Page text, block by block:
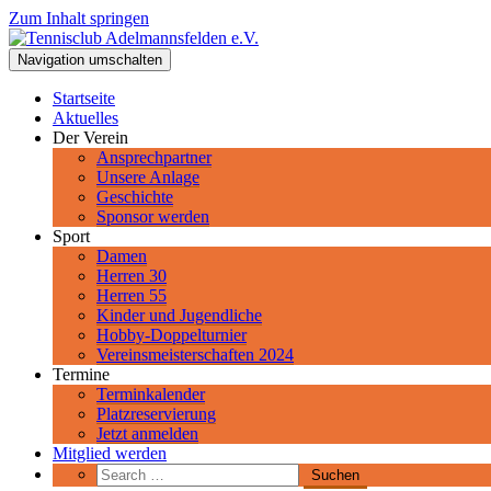
Zum Inhalt springen
Tennisclub Adelmannsfelden e.V.
Spiel, Satz und Sieg! Herzlich Willkommen beim Tennisclub
Navigation umschalten
Startseite
Aktuelles
Der Verein
Ansprechpartner
Unsere Anlage
Geschichte
Sponsor werden
Sport
Damen
Herren 30
Herren 55
Kinder und Jugendliche
Hobby-Doppelturnier
Vereinsmeisterschaften 2024
Termine
Terminkalender
Platzreservierung
Jetzt anmelden
Mitglied werden